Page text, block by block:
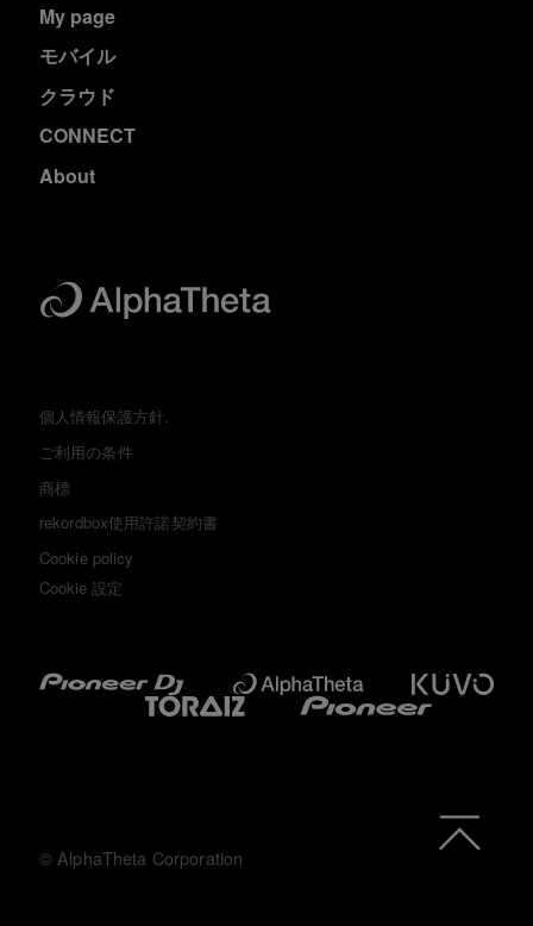
My page
モバイル
クラウド
CONNECT
About
個人情報保護方針.
ご利用の条件
商標
rekordbox使用許諾契約書
Cookie policy
Cookie 設定
© AlphaTheta Corporation